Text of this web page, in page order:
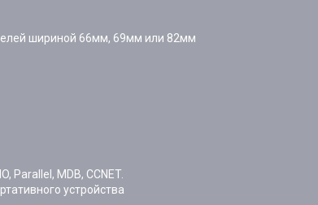
шириной 66мм, 69мм или 82мм
Parallel, MDB, CCNET.
устройства